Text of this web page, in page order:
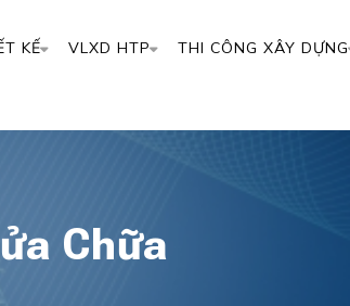
KẾ VLXD HTP THI CÔNG XÂY DỰNG
Chữa